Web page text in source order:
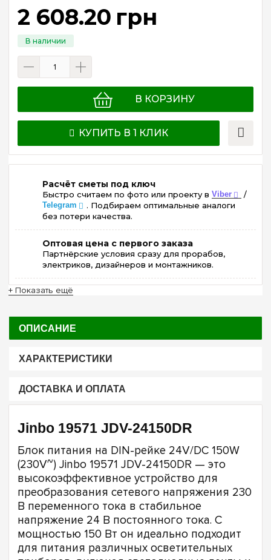
2 608.20 грн
В КОРЗИНУ
КУПИТЬ В 1 КЛИК
Расчёт сметы под ключ
Быстро считаем по фото или проекту в Viber /
Telegram
. Подбираем оптимальные аналоги
без потери качества.
Оптовая цена с первого заказа
Партнёрские условия сразу для прорабов,
электриков, дизайнеров и монтажников.
+ Показать ещё
ОПИСАНИЕ
ХАРАКТЕРИСТИКИ
ДОСТАВКА И ОПЛАТА
Jinbo 19571 JDV-24150DR
Блок питания на DIN-рейке 24V/DC 150W
(230V~) Jinbo 19571 JDV-24150DR — это
высокоэффективное устройство для
преобразования сетевого напряжения 230
В переменного тока в стабильное
напряжение 24 В постоянного тока. С
мощностью 150 Вт он идеально подходит
для питания различных осветительных